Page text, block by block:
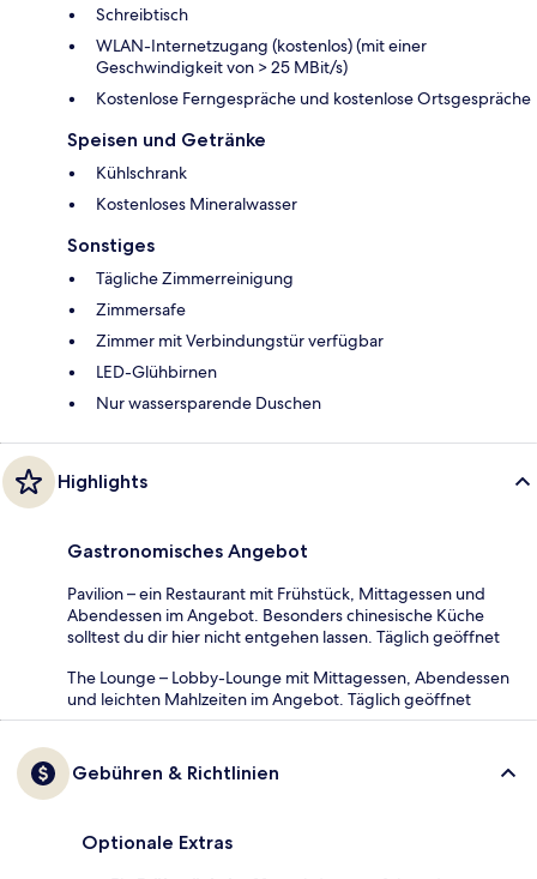
Schreibtisch
WLAN-Internetzugang (kostenlos) (mit einer
Geschwindigkeit von > 25 MBit/s)
Kostenlose Ferngespräche und kostenlose Ortsgespräche
Speisen und Getränke
Kühlschrank
Kostenloses Mineralwasser
Sonstiges
Tägliche Zimmerreinigung
Zimmersafe
Zimmer mit Verbindungstür verfügbar
LED-Glühbirnen
Nur wassersparende Duschen
Highlights
Gastronomisches Angebot
Pavilion – ein Restaurant mit Frühstück, Mittagessen und
Abendessen im Angebot. Besonders chinesische Küche
solltest du dir hier nicht entgehen lassen. Täglich geöffnet
The Lounge – Lobby-Lounge mit Mittagessen, Abendessen
und leichten Mahlzeiten im Angebot. Täglich geöffnet
Gebühren & Richtlinien
Optionale Extras